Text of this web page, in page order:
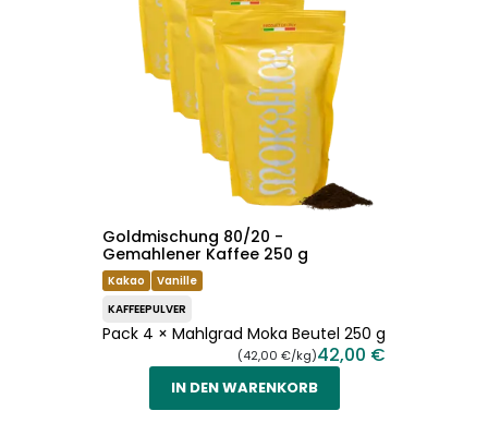
Goldmischung 80/20 -
Gemahlener Kaffee 250 g
Kakao
Vanille
KAFFEEPULVER
Pack 4 × Mahlgrad Moka Beutel 250 g
(42,00 €/kg)42,00 €
IN DEN WARENKORB